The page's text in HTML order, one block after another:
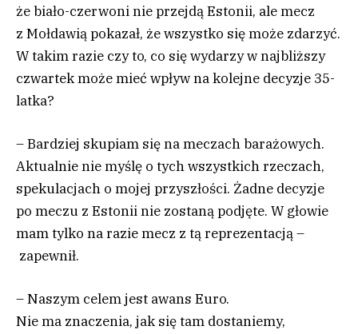
że biało-czerwoni nie przejdą Estonii, ale mecz
z Mołdawią pokazał, że wszystko się może zdarzyć.
W takim razie czy to, co się wydarzy w najbliższy
czwartek może mieć wpływ na kolejne decyzje 35-
latka?
– Bardziej skupiam się na meczach barażowych.
Aktualnie nie myślę o tych wszystkich rzeczach,
spekulacjach o mojej przyszłości. Żadne decyzje
po meczu z Estonii nie zostaną podjęte. W głowie
mam tylko na razie mecz z tą reprezentacją –
zapewnił.
– Naszym celem jest awans Euro.
Nie ma znaczenia, jak się tam dostaniemy,